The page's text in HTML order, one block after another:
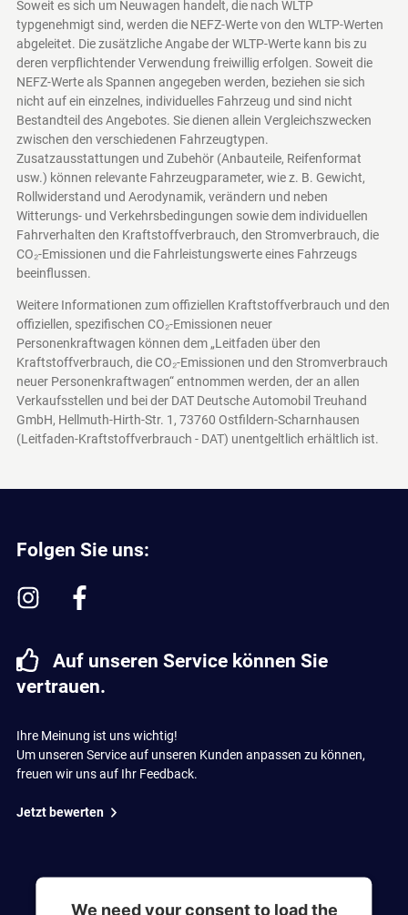
Soweit es sich um Neuwagen handelt, die nach WLTP
typgenehmigt sind, werden die NEFZ-Werte von den WLTP-Werten
abgeleitet. Die zusätzliche Angabe der WLTP-Werte kann bis zu
deren verpflichtender Verwendung freiwillig erfolgen. Soweit die
NEFZ-Werte als Spannen angegeben werden, beziehen sie sich
nicht auf ein einzelnes, individuelles Fahrzeug und sind nicht
Bestandteil des Angebotes. Sie dienen allein Vergleichszwecken
zwischen den verschiedenen Fahrzeugtypen.
Zusatzausstattungen und Zubehör (Anbauteile, Reifenformat
usw.) können relevante Fahrzeugparameter, wie z. B. Gewicht,
Rollwiderstand und Aerodynamik, verändern und neben
Witterungs- und Verkehrsbedingungen sowie dem individuellen
Fahrverhalten den Kraftstoffverbrauch, den Stromverbrauch, die
CO₂-Emissionen und die Fahrleistungswerte eines Fahrzeugs
beeinflussen.
Weitere Informationen zum offiziellen Kraftstoffverbrauch und den
offiziellen, spezifischen CO₂-Emissionen neuer
Personenkraftwagen können dem „Leitfaden über den
Kraftstoffverbrauch, die CO₂-Emissionen und den Stromverbrauch
neuer Personenkraftwagen“ entnommen werden, der an allen
Verkaufsstellen und bei der DAT Deutsche Automobil Treuhand
GmbH, Hellmuth-Hirth-Str. 1, 73760 Ostfildern-Scharnhausen
(Leitfaden-Kraftstoffverbrauch - DAT) unentgeltlich erhältlich ist.
Folgen Sie uns:
Auf unseren Service können Sie
vertrauen.
Ihre Meinung ist uns wichtig!
Um unseren Service auf unseren Kunden anpassen zu können,
freuen wir uns auf Ihr Feedback.
Jetzt bewerten
We need your consent to load the